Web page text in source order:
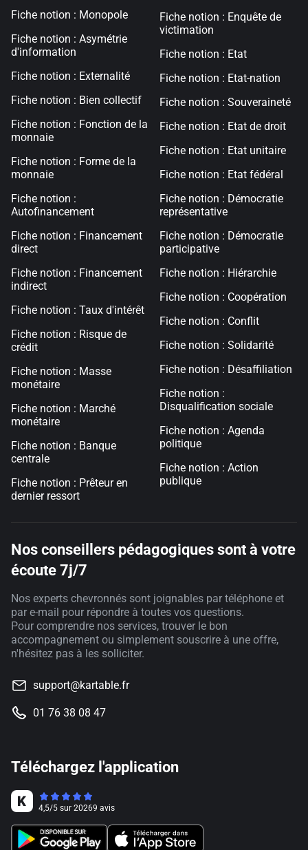
Fiche notion : Monopole
Fiche notion : Asymétrie
d'information
Fiche notion : Externalité
Fiche notion : Bien collectif
Fiche notion : Fonction de la
monnaie
Fiche notion : Forme de la
monnaie
Fiche notion :
Autofinancement
Fiche notion : Financement
direct
Fiche notion : Financement
indirect
Fiche notion : Taux d'intérêt
Fiche notion : Risque de
crédit
Fiche notion : Masse
monétaire
Fiche notion : Marché
monétaire
Fiche notion : Banque
centrale
Fiche notion : Prêteur en
dernier ressort
Fiche notion : Enquête de
victimation
Fiche notion : Etat
Fiche notion : Etat-nation
Fiche notion : Souveraineté
Fiche notion : Etat de droit
Fiche notion : Etat unitaire
Fiche notion : Etat fédéral
Fiche notion : Démocratie
représentative
Fiche notion : Démocratie
participative
Fiche notion : Hiérarchie
Fiche notion : Coopération
Fiche notion : Conflit
Fiche notion : Solidarité
Fiche notion : Désaffiliation
Fiche notion :
Disqualification sociale
Fiche notion : Agenda
politique
Fiche notion : Action
publique
Nos conseillers pédagogiques sont à votre
écoute 7j/7
Nos experts chevronnés sont joignables par téléphone et
par e-mail pour répondre à toutes vos questions.
Pour comprendre nos services, trouver le bon
accompagnement ou simplement souscrire à une offre,
n'hésitez pas à les solliciter.
support@kartable.fr
01 76 38 08 47
Téléchargez l'application
4,5/5 sur 20269 avis